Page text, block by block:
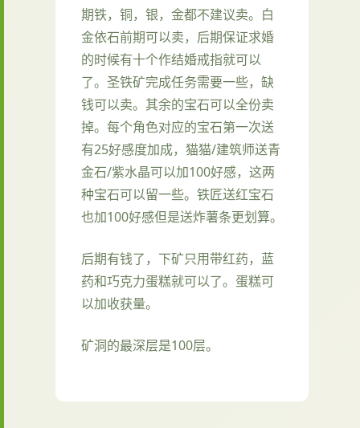
期铁，铜，银，金都不建议卖。白
金依石前期可以卖，后期保证求婚
的时候有十个作结婚戒指就可以
了。圣铁矿完成任务需要一些，缺
钱可以卖。其余的宝石可以全份卖
掉。每个角色对应的宝石第一次送
有25好感度加成，猫猫/建筑师送青
金石/紫水晶可以加100好感，这两
种宝石可以留一些。铁匠送红宝石
也加100好感但是送炸薯条更划算。
后期有钱了，下矿只用带红药，蓝
药和巧克力蛋糕就可以了。蛋糕可
以加收获量。
矿洞的最深层是100层。